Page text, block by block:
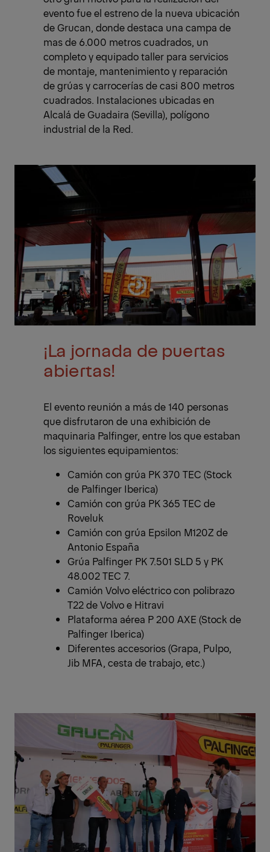
evento fue el estreno de la nueva ubicación
de Grucan, donde destaca una campa de
mas de 6.000 metros cuadrados, un
completo y equipado taller para servicios
de montaje, mantenimiento y reparación
de grúas y carrocerías de casi 800 metros
cuadrados. Instalaciones ubicadas en
Alcalá de Guadaira (Sevilla), polígono
industrial de la Red.
¡La jornada de puertas
abiertas!
El evento reunión a más de 140 personas
que disfrutaron de una exhibición de
maquinaria Palfinger, entre los que estaban
los siguientes equipamientos:
Camión con grúa PK 370 TEC (Stock
de Palfinger Iberica)
Camión con grúa PK 365 TEC de
Roveluk
Camión con grúa Epsilon M120Z de
Antonio España
Grúa Palfinger PK 7.501 SLD 5 y PK
48.002 TEC 7.
Camión Volvo eléctrico con polibrazo
T22 de Volvo e Hitravi
Plataforma aérea P 200 AXE (Stock de
Palfinger Iberica)
Diferentes accesorios (Grapa, Pulpo,
Jib MFA, cesta de trabajo, etc.)